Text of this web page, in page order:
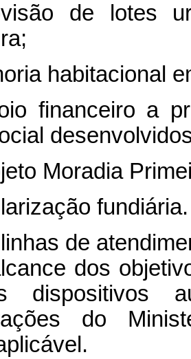
de lotes
habitacional
financeiro a
Moradia
fundiária.
de
dos
dispositivos
do